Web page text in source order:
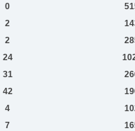
0
2
2
24
31
42
4
7